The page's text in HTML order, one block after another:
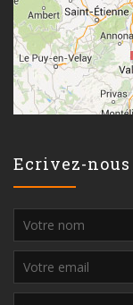
Ecrivez-nous